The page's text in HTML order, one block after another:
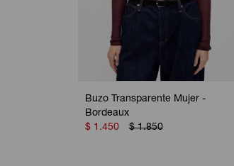
Buzo Transparente Mujer -
Bordeaux
$ 1.450 $ 1.850